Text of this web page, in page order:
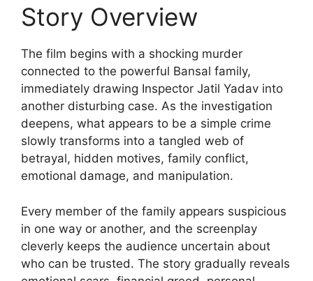
Story Overview
The film begins with a shocking murder
connected to the powerful Bansal family,
immediately drawing Inspector Jatil Yadav into
another disturbing case. As the investigation
deepens, what appears to be a simple crime
slowly transforms into a tangled web of
betrayal, hidden motives, family conflict,
emotional damage, and manipulation.
Every member of the family appears suspicious
in one way or another, and the screenplay
cleverly keeps the audience uncertain about
who can be trusted. The story gradually reveals